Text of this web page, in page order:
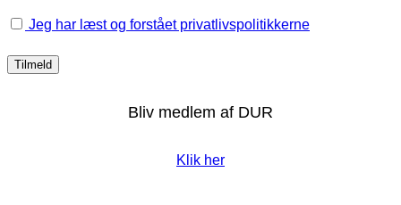
Jeg har læst og forstået privatlivspolitikkerne
Bliv medlem af DUR
Klik her